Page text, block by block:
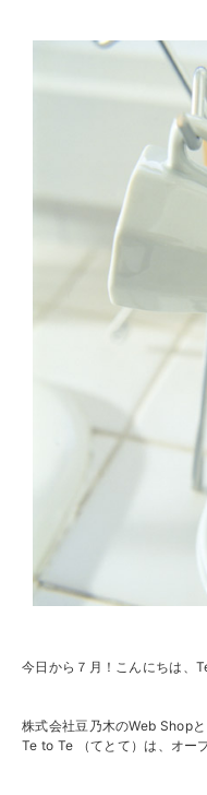
今日から７月！こんにちは、
株式会社豆乃木のWeb Shop
Te to Te （てとて）は、オー